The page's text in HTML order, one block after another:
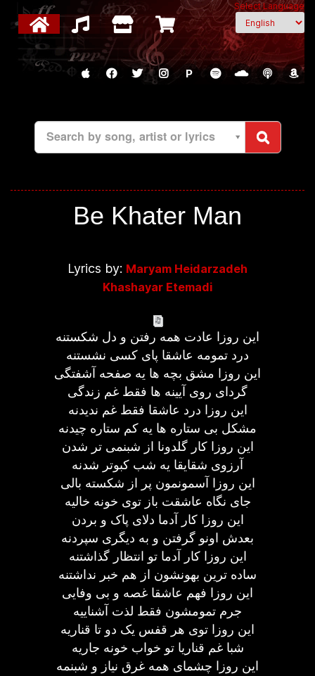
Select Language
P
Search by song, artist or lyrics
Be Khater Man
Lyrics by: Maryam Heidarzadeh
Khashayar Etemadi
این روزا عادت همه رفتن و دل شکستنه
درد تمومه عاشقا پای کسی نشستنه
این روزا مشق بچه ها یه صفحه آشفتگی
گردای روی آیینه ها فقط غم زندگی
این روزا درد عاشقا فقط غم ندیدنه
مشکل بی ستاره ها یه کم ستاره چیدنه
این روزا کار گلدونا از شبنمی تر شدن
آرزوی شقایقا یه شب کبوتر شدنه
این روزا آسمونمون پر از شکسته بالی
جای نگاه عاشقت باز توی خونه خالیه
این روزا کار آدما دلای پاک و بردن
بعدش اونو گرفتن و به دیگری سپردنه
این روزا کار آدما تو انتظار گذاشتنه
ساده ترین بهونشون از هم خبر نداشتنه
این روزا فهم عاشقا غصه و بی وفایی
جرم تمومشون فقط لذت آشناییه
این روزا توی هر قفس یک دو تا قناریه
شبا غم قناریا تو خواب خونه جاریه
این روزا چشمای همه غرق نیاز و شبنمه